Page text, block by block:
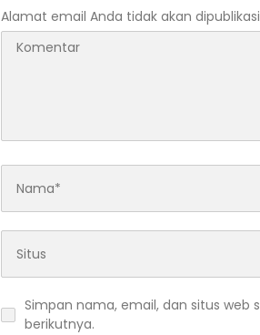
Alamat email Anda tidak akan
Simpan nama, email, dan situs
berikutnya.